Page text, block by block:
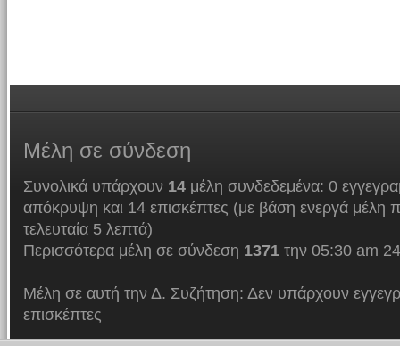
Μέλη σε σύνδεση
Συνολικά υπάρχουν 14μέλη συνδεδεμένα: 0
απόκρυψη και 14 επισκέπτες (με βάση ενεργά μέλη
τελευταία 5 λεπτά)
Περισσότερα μέλη σε σύνδεση 1371την 05:30 am
Μέλη σε αυτή την Δ. Συζήτηση: Δεν υπάρχουν
επισκέπτες